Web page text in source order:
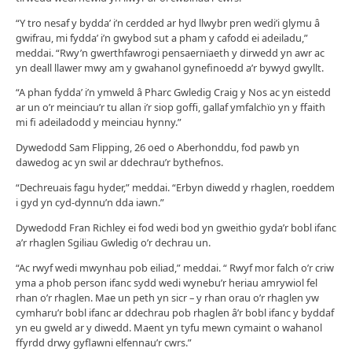
“Y tro nesaf y bydda’ i’n cerdded ar hyd llwybr pren wedi’i glymu â
gwifrau, mi fydda’ i’n gwybod sut a pham y cafodd ei adeiladu,”
meddai. “Rwy’n gwerthfawrogi pensaernïaeth y dirwedd yn awr ac
yn deall llawer mwy am y gwahanol gynefinoedd a’r bywyd gwyllt.
“A phan fydda’ i’n ymweld â Pharc Gwledig Craig y Nos ac yn eistedd
ar un o’r meinciau’r tu allan i’r siop goffi, gallaf ymfalchïo yn y ffaith
mi fi adeiladodd y meinciau hynny.”
Dywedodd Sam Flipping, 26 oed o Aberhonddu, fod pawb yn
dawedog ac yn swil ar ddechrau’r bythefnos.
“Dechreuais fagu hyder,” meddai. “Erbyn diwedd y rhaglen, roeddem
i gyd yn cyd-dynnu’n dda iawn.”
Dywedodd Fran Richley ei fod wedi bod yn gweithio gyda’r bobl ifanc
a’r rhaglen Sgiliau Gwledig o’r dechrau un.
“Ac rwyf wedi mwynhau pob eiliad,” meddai. “ Rwyf mor falch o’r criw
yma a phob person ifanc sydd wedi wynebu’r heriau amrywiol fel
rhan o’r rhaglen. Mae un peth yn sicr – y rhan orau o’r rhaglen yw
cymharu’r bobl ifanc ar ddechrau pob rhaglen â’r bobl ifanc y byddaf
yn eu gweld ar y diwedd. Maent yn tyfu mewn cymaint o wahanol
ffyrdd drwy gyflawni elfennau’r cwrs.”